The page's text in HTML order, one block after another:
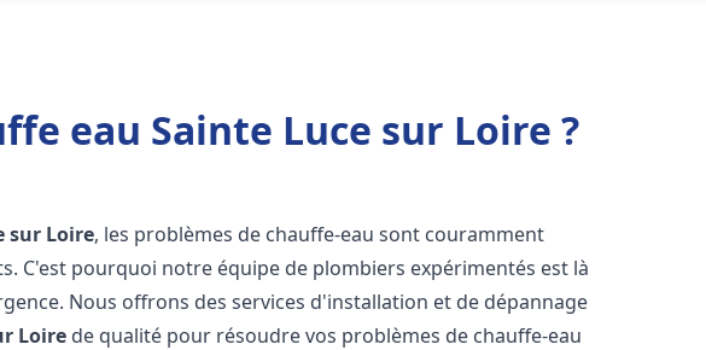
eau Sainte Luce sur Loire ?
sur Loire, les problèmes de chauffe-eau sont couramment
C'est pourquoi notre équipe de plombiers expérimentés est là
Nous offrons des services d'installation et de dépannage
Loire de qualité pour résoudre vos problèmes de chauffe-eau